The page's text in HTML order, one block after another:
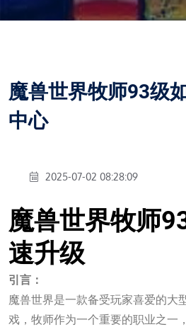
魔兽世界牧师93级
中心
2025-07-02 08:28:09
魔兽世界牧师
速升级
引言：
魔兽世界是一款备受玩家喜爱的大
戏，牧师作为一个重要的职业之一